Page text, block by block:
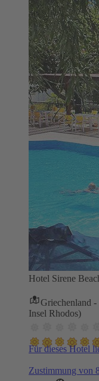
Hotel Sirene
Griechenland
Insel Rhodos)
Für dieses Hotel
Zustimmung von